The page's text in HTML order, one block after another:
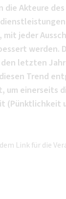
Akteure
jeder
werden.
letzten
Trend
um einerseits
(Pünktlichkeit
Link für die